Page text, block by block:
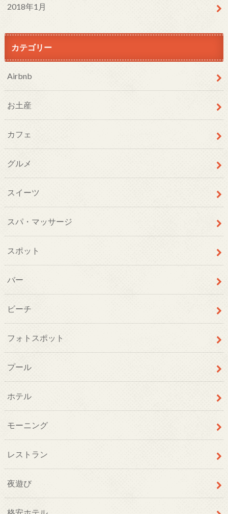
2018年1月
カテゴリー
Airbnb
お土産
カフェ
グルメ
スイーツ
スパ・マッサージ
スポット
バー
ビーチ
フォトスポット
プール
ホテル
モーニング
レストラン
夜遊び